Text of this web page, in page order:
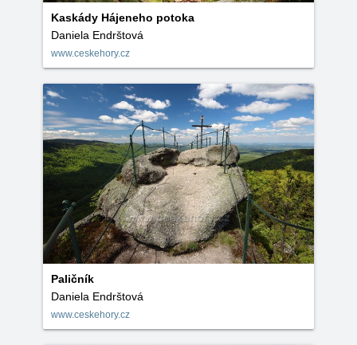
Kaskády Hájeneho potoka
Daniela Endrštová
www.ceskehory.cz
Paličník
Daniela Endrštová
www.ceskehory.cz